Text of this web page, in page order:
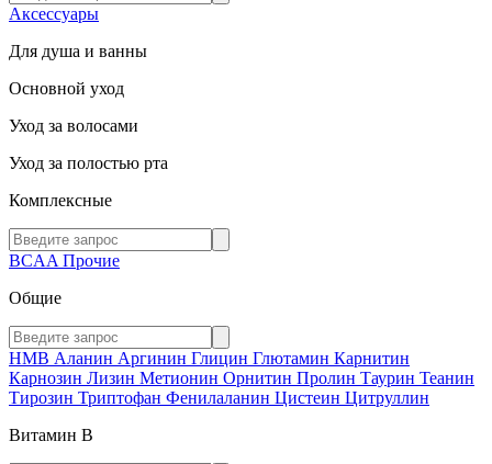
Аксессуары
Для душа и ванны
Основной уход
Уход за волосами
Уход за полостью рта
Комплексные
BCAA Прочие
Общие
HMB Аланин Аргинин Глицин Глютамин Карнитин
Карнозин Лизин Метионин Орнитин Пролин Таурин Теанин
Тирозин Триптофан Фенилаланин Цистеин Цитруллин
Витамин В